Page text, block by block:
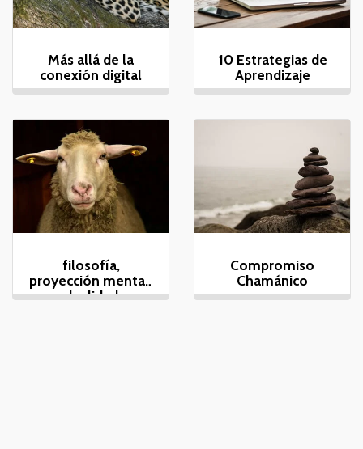
Más allá de la
conexión digital
10 Estrategias de
Aprendizaje
filosofía,
proyección mental,
dualidad
Compromiso
Chamánico